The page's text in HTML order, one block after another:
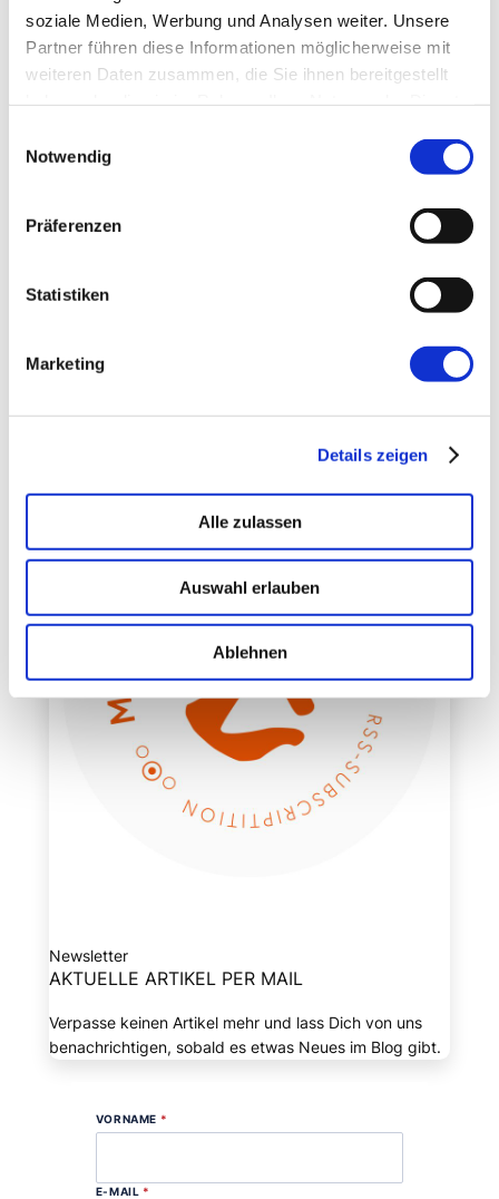
soziale Medien, Werbung und Analysen weiter. Unsere
Partner führen diese Informationen möglicherweise mit
weiteren Daten zusammen, die Sie ihnen bereitgestellt
Notwendig
Präferenzen
Statistiken
Marketing
Details zeigen
Alle zulassen
Auswahl erlauben
Ablehnen
E-Mail-Adresse
Website
Newsletter
AKTUELLE ARTIKEL PER MAIL
Verpasse keinen Artikel mehr und lass Dich von uns
benachrichtigen, sobald es etwas Neues im Blog gibt.
VORNAME *
E-MAIL *